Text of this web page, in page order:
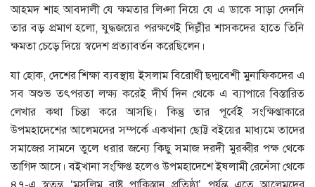
আহমদ শাহ আবদালী যে ক্ষমতার লিপ্সা নিয়ে যে এ ডাকে সাড়া দেননি
তার বড় প্রমাণ হলো, যুদ্ধজয়ের পরক্ষণেই দিল্লীর শাসকদের হাতে তিনি
ক্ষমতা চেড়ে দিয়ে স্বদেশ প্রত্যাবর্তন করেছিলেন।
যা হোক, দেশের শিক্ষা ব্যবস্থায় ইসলাম বিরোধী ছদ্মবেশী মুনাফিকদের এ
সব অশুভ তৎপরতা লক্ষ্য করেই দীর্ঘ দিন থেকে এ ব্যাপারে বিস্তারিত
লেখার কথা চিন্তা করে আসছি। কিন্তু তার পূর্বেই সংক্ষিপ্তাকারে
উপমহাদেশের আলেমদের সম্পর্কে একখানা ছোট্ট বইয়ের মাধ্যমে তাদের
সমাজের সামনে তুলে ধরার জন্যে কিছু সমাজ দরদী মুরব্বীর পক্ষ থেকে
তাগিদ আসে। বইখানা সংক্ষিপ্ত হলেও উপমহাদেশে ইষলামী রেনেঁসা থেকে